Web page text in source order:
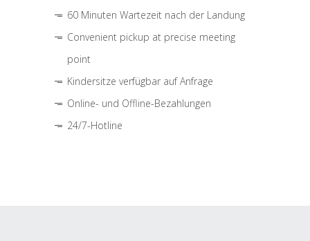
60 Minuten Wartezeit nach der Landung
Convenient pickup at precise meeting
point
Kindersitze verfügbar auf Anfrage
Online- und Offline-Bezahlungen
24/7-Hotline